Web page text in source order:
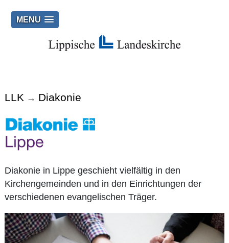
MENU
LLK → Diakonie
Diakonie in Lippe geschieht vielfältig in den
Kirchengemeinden und in den Einrichtungen der
verschiedenen evangelischen Träger.